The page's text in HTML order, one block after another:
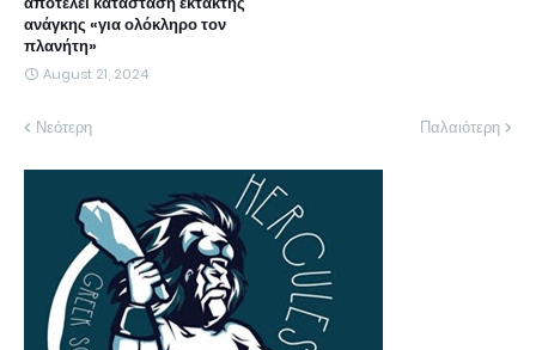
ανάγκης «για ολόκληρο τον
πλανήτη»
August 21, 2024
Νεότερη Παλαιότερη